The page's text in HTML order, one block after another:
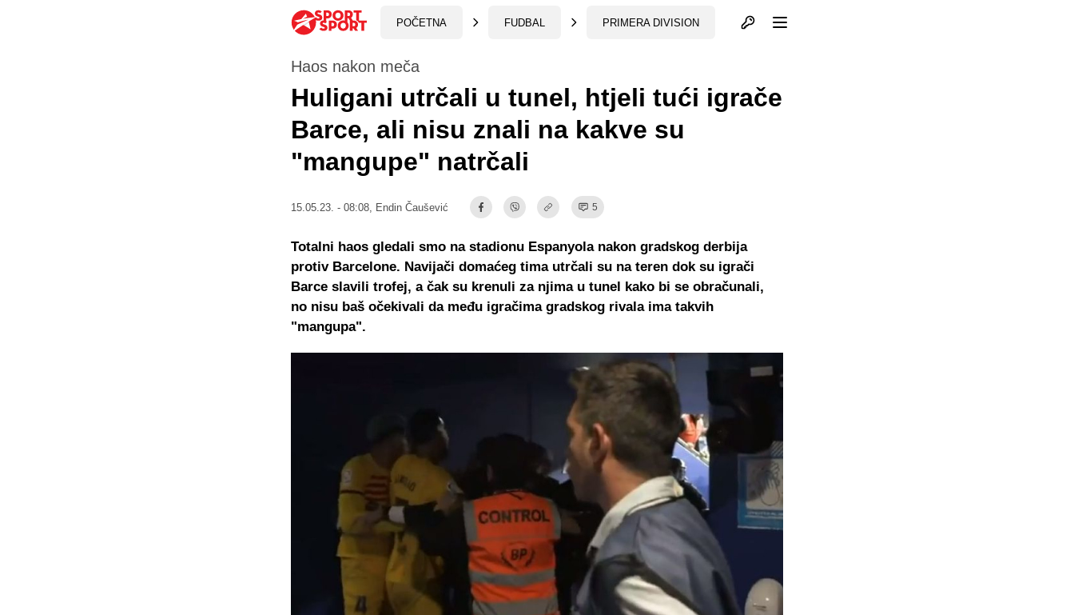
POČETNA FUDBAL PRIMERA DIVISION Otvori profil
Haos nakon meča
Huligani utrčali u tunel, htjeli tući igrače
Barce, ali nisu znali na kakve su
"mangupe" natrčali
15.05.23. - 08:08, Endin Čaušević 5
Totalni haos gledali smo na stadionu Espanyola nakon gradskog derbija
protiv Barcelone. Navijači domaćeg tima utrčali su na teren dok su igrači
Barce slavili trofej, a čak su krenuli za njima u tunel kako bi se obračunali,
no nisu baš očekivali da među igračima gradskog rivala ima takvih
"mangupa".